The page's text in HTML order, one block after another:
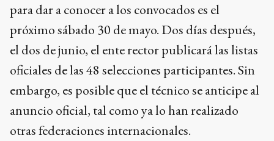
para dar a conocer a los convocados es el
próximo sábado 30 de mayo. Dos días después,
el dos de junio, el ente rector publicará las listas
oficiales de las 48 selecciones participantes. Sin
embargo, es posible que el técnico se anticipe al
anuncio oficial, tal como ya lo han realizado
otras federaciones internacionales.